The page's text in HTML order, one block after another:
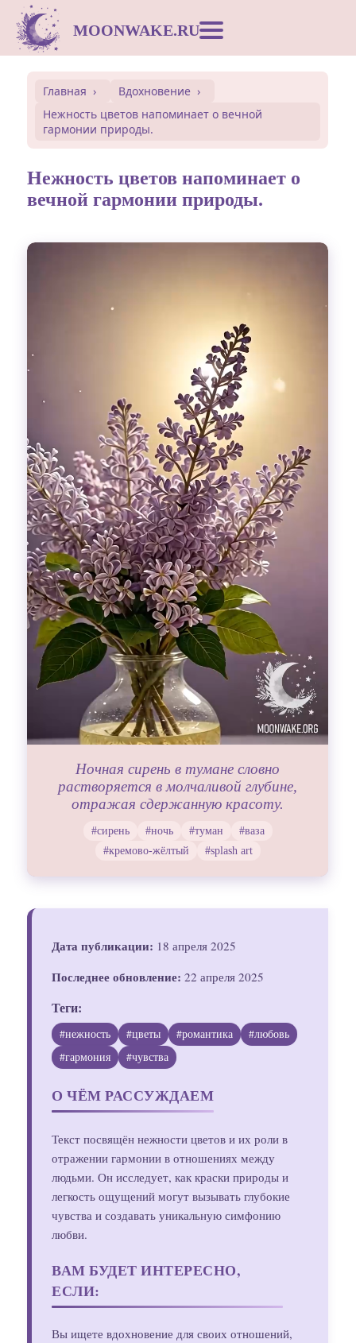
MOONWAKE.RU
Сонник
Открытки
Fashion
Главная
Вдохновение
Нежность цветов напоминает о вечной
гармонии природы.
Нежность цветов напоминает о
вечной гармонии природы.
Выдох
Ночная сирень в тумане словно
растворяется в молчаливой глубине,
отражая сдержанную красоту.
#сирень #ночь #туман
#ваза
#кремово-жёлтый
#splash art
Дата публикации: 18 апреля 2025
Последнее обновление: 22 апреля 2025
Теги:
#нежность #цветы #романтика
#любовь
#гармония
#чувства
О ЧЁМ РАССУЖДАЕМ
Текст посвящён нежности цветов и их роли в
отражении гармонии в отношениях между
людьми. Он исследует, как краски природы и
легкость ощущений могут вызывать глубокие
чувства и создавать уникальную симфонию
любви.
ВАМ БУДЕТ ИНТЕРЕСНО,
ЕСЛИ:
Вы ищете вдохновение для своих отношений,